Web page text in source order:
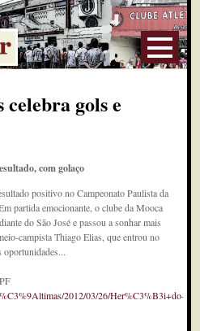
gols e
com golaço
positivo no Campeonato Paulista da
partida emocionante, o clube da Mooca
do São José e passou a sonhar mais
campista Thiago Elias, que entrou no
oportunidades...
2012/03/26/